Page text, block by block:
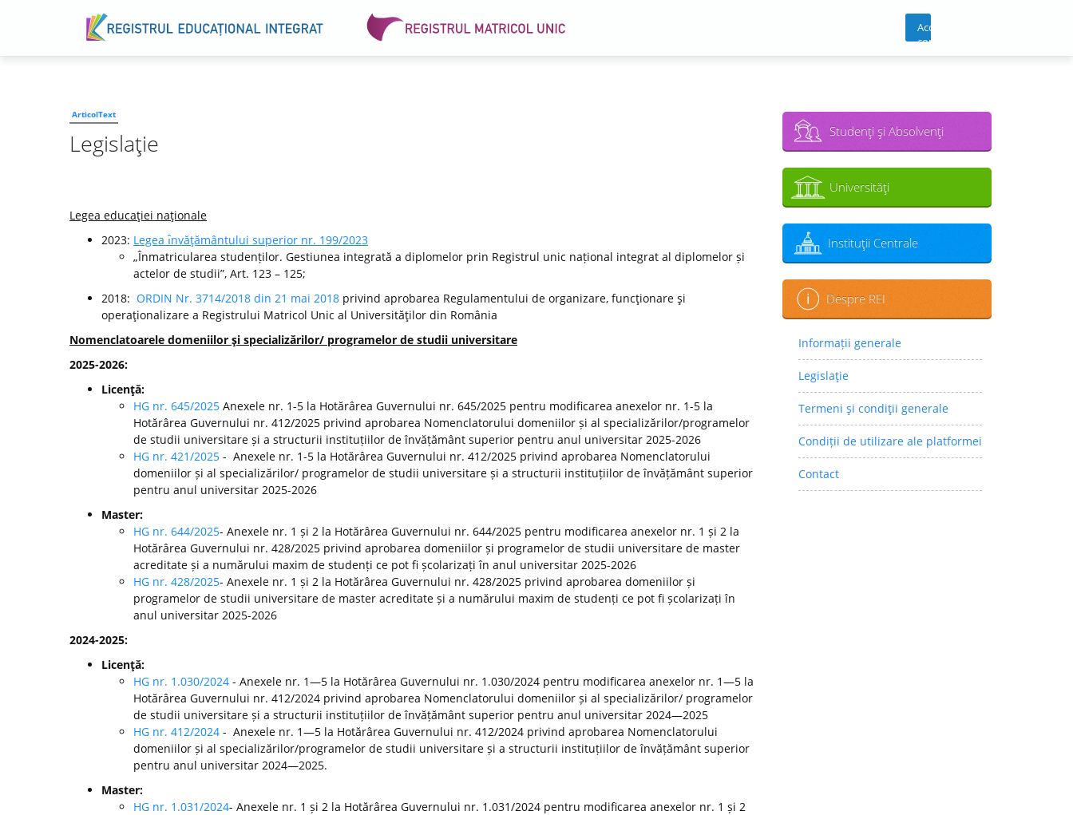
Acces
cont
ArticolText
Legislaţie
Legea educaţiei naţionale
2023: Legea ı̂nvăţământului superior nr. 199/2023
„Înmatricularea studenților. Gestiunea integrată a diplomelor prin Registrul unic național integrat al diplomelor și
actelor de studii”, Art. 123 – 125;
2018: ORDIN Nr. 3714/2018 din 21 mai 2018 privind aprobarea Regulamentului de organizare, funcţionare şi
operaţionalizare a Registrului Matricol Unic al Universităţilor din România
Nomenclatoarele domeniilor şi specializărilor/ programelor de studii universitare
2025-2026:
Licenţă:
HG nr. 645/2025 Anexele nr. 1-5 la Hotărârea Guvernului nr. 645/2025 pentru modificarea anexelor nr. 1-5 la
Hotărârea Guvernului nr. 412/2025 privind aprobarea Nomenclatorului domeniilor și al specializărilor/programelor
de studii universitare și a structurii instituțiilor de învățământ superior pentru anul universitar 2025-2026
HG nr. 421/2025 - Anexele nr. 1-5 la Hotărârea Guvernului nr. 412/2025 privind aprobarea Nomenclatorului
domeniilor și al specializărilor/ programelor de studii universitare și a structurii instituțiilor de învățământ superior
pentru anul universitar 2025-2026
Master:
HG nr. 644/2025- Anexele nr. 1 și 2 la Hotărârea Guvernului nr. 644/2025 pentru modificarea anexelor nr. 1 și 2 la
Hotărârea Guvernului nr. 428/2025 privind aprobarea domeniilor și programelor de studii universitare de master
acreditate și a numărului maxim de studenți ce pot fi școlarizați în anul universitar 2025-2026
HG nr. 428/2025- Anexele nr. 1 și 2 la Hotărârea Guvernului nr. 428/2025 privind aprobarea domeniilor și
programelor de studii universitare de master acreditate și a numărului maxim de studenți ce pot fi școlarizați în
anul universitar 2025-2026
2024-2025:
Licenţă:
HG nr. 1.030/2024 - Anexele nr. 1—5 la Hotărârea Guvernului nr. 1.030/2024 pentru modificarea anexelor nr. 1—5 la
Hotărârea Guvernului nr. 412/2024 privind aprobarea Nomenclatorului domeniilor și al specializărilor/ programelor
de studii universitare și a structurii instituțiilor de învățământ superior pentru anul universitar 2024—2025
HG nr. 412/2024 - Anexele nr. 1—5 la Hotărârea Guvernului nr. 412/2024 privind aprobarea Nomenclatorului
domeniilor și al specializărilor/programelor de studii universitare și a structurii instituțiilor de învățământ superior
pentru anul universitar 2024—2025.
Master:
HG nr. 1.031/2024- Anexele nr. 1 și 2 la Hotărârea Guvernului nr. 1.031/2024 pentru modificarea anexelor nr. 1 și 2
Studenţi şi Absolvenţi
Universităţi
Instituţii Centrale
Despre REI
Informații generale
Legislaţie
Termeni şi condiţii generale
Condiții de utilizare ale platformei
Contact